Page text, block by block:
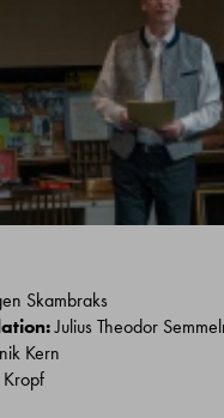
Skambraks
Julius Theodor
Kern
Kropf